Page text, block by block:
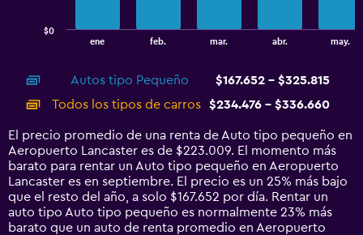
displaying
categories.
Range:
14
categories.
The
chart
has
1
Y
ene feb. mar. abr. may.
$0
Autos tipo Pequeño
$167.652 - $325.815
Todos los tipos de carros
$234.476 - $336.660
El precio promedio de una renta de Auto tipo pequeño en
Aeropuerto Lancaster es de $223.009. El momento más
barato para rentar un Auto tipo pequeño en Aeropuerto
Lancaster es en septiembre. El precio es un 25% más bajo
que el resto del año, a solo $167.652 por día. Rentar un
auto tipo Auto tipo pequeño es normalmente 23% más
barato que un auto de renta promedio en Aeropuerto